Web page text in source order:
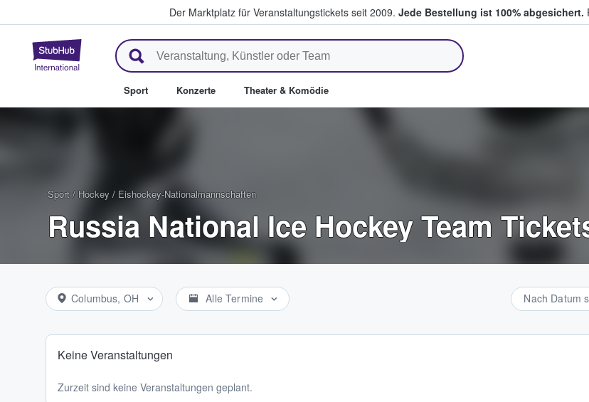
Der Marktplatz für Veranstaltungstickets seit 2009. Jede Bestellung ist 100% abgesichert.
StubHub - Wo Fans Tickets kaufen & verkaufen
Sport Konzerte Theater & Komödie
Sport / Hockey / Eishockey-Nationalmannschaften
Russia National Ice Hockey Team
Columbus, OH Alle Termine Nach Datum
Keine Veranstaltungen
Zurzeit sind keine Veranstaltungen geplant.